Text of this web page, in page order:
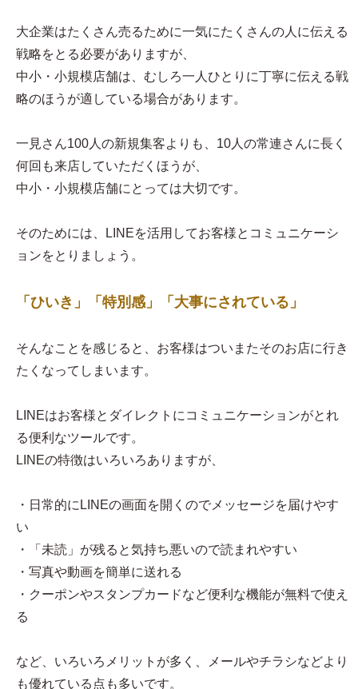
大企業はたくさん売るために一気にたくさんの人に伝える
戦略をとる必要がありますが、
中小・小規模店舗は、むしろ一人ひとりに丁寧に伝える戦
略のほうが適している場合があります。
一見さん100人の新規集客よりも、10人の常連さんに長く
何回も来店していただくほうが、
中小・小規模店舗にとっては大切です。
そのためには、LINEを活用してお客様とコミュニケーシ
ョンをとりましょう。
「ひいき」「特別感」「大事にされている」
そんなことを感じると、お客様はついまたそのお店に行き
たくなってしまいます。
LINEはお客様とダイレクトにコミュニケーションがとれ
る便利なツールです。
LINEの特徴はいろいろありますが、
・日常的にLINEの画面を開くのでメッセージを届けやす
い
・「未読」が残ると気持ち悪いので読まれやすい
・写真や動画を簡単に送れる
・クーポンやスタンプカードなど便利な機能が無料で使え
る
など、いろいろメリットが多く、メールやチラシなどより
も優れている点も多いです。